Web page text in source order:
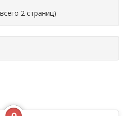
2 страниц)